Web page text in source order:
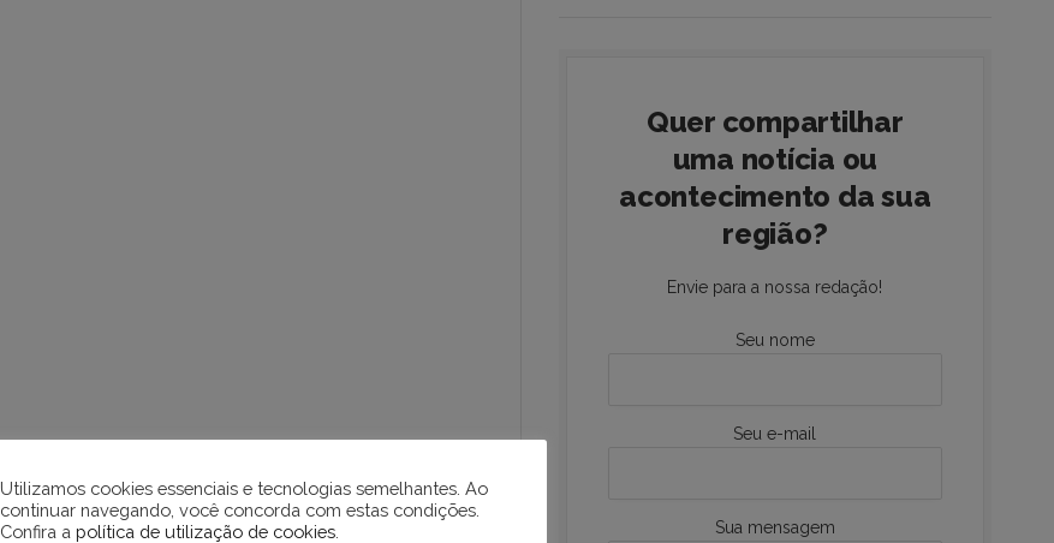
Quer compartilhar
uma notícia ou
acontecimento da sua
região?
Envie para a nossa redação!
Seu nome
Seu e-mail
Sua mensagem
Utilizamos cookies essenciais e tecnologias semelhantes. Ao
continuar navegando, você concorda com estas condições.
Confira a política de utilização de cookies